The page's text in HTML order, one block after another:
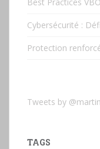
Cybersécurité :
Protection
Tweets by
TAGS